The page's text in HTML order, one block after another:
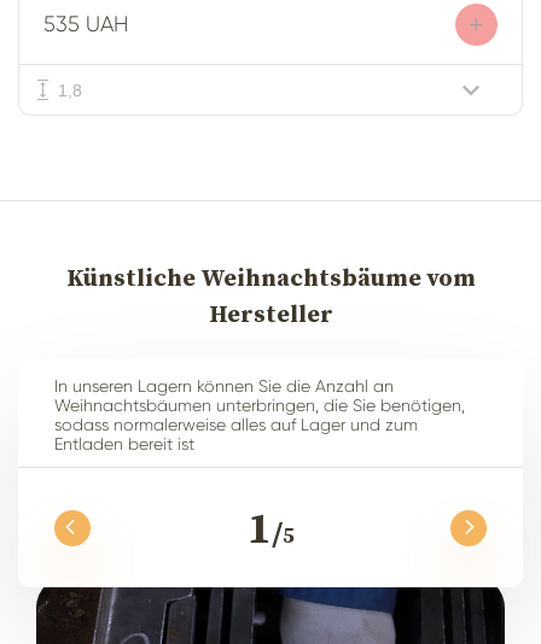
535 UAH +
1,8
Künstliche Weihnachtsbäume vom
Hersteller
In unseren Lagern können Sie die Anzahl an
Weihnachtsbäumen unterbringen, die Sie benötigen,
sodass normalerweise alles auf Lager und zum
Entladen bereit ist
1 5